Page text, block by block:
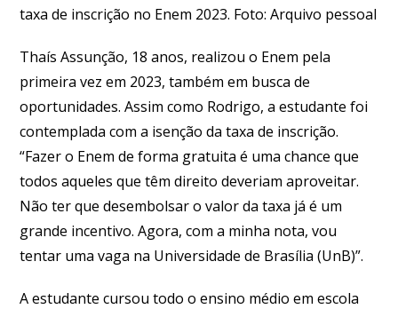
taxa de inscrição no Enem 2023. Foto: Arquivo pessoal
Thaís Assunção, 18 anos, realizou o Enem pela
primeira vez em 2023, também em busca de
oportunidades. Assim como Rodrigo, a estudante foi
contemplada com a isenção da taxa de inscrição.
“Fazer o Enem de forma gratuita é uma chance que
todos aqueles que têm direito deveriam aproveitar.
Não ter que desembolsar o valor da taxa já é um
grande incentivo. Agora, com a minha nota, vou
tentar uma vaga na Universidade de Brasília (UnB)”.
A estudante cursou todo o ensino médio em escola